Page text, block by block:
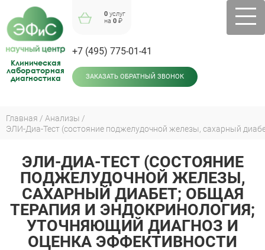
navigation
Клиническая
лабораторная
диагностика
0 услуг
на0 ₽
+7 (495) 775-01-41
ЗАКАЗАТЬ ОБРАТНЫЙ ЗВОНОК
Вы
Главная Анализы
BackЭЛИ-ДИА-ТЕСТ (СОСТОЯНИЕ
ПОДЖЕЛУДОЧНОЙ ЖЕЛЕЗЫ,
САХАРНЫЙ ДИАБЕТ; ОБЩАЯ
ТЕРАПИЯ И ЭНДОКРИНОЛОГИЯ;
УТОЧНЯЮЩИЙ ДИАГНОЗ И
ОЦЕНКА ЭФФЕКТИВНОСТИ